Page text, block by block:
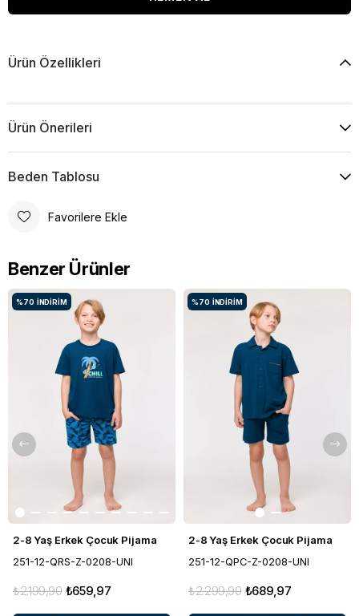
Ürün Özellikleri
Ürün Önerileri
Beden Tablosu
Favorilere Ekle
Benzer Ürünler
2-8 Yaş Erkek Çocuk Pijama
251-12-QRS-Z-0208-UNI
₺659,97
₺2.199,90
%70 İNDIRIM
2-8 Yaş Erkek Çocuk Pijama
251-12-QPC-Z-0208-UNI
₺689,97
₺2.299,90
%70 İNDIRIM